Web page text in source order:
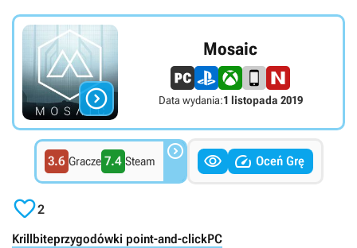

Mosaic
Data wydania:1 listopada 2019
3.6 Gracze 7.4 Steam    Oceń Grę
2
Krillbiteprzygodówki point-and-clickPC